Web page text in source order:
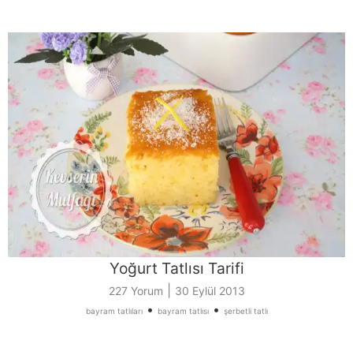
Yoğurt Tatlısı Tarifi
227 Yorum 30 Eylül 2013
bayram tatlıları• bayram tatlısı• şerbetli tatlı